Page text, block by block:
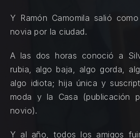
Y Ramón Camomila salió
novia por la ciudad.
A las dos horas conoció a
rubia, algo baja, algo gorda,
algo idiota; hija única y
moda y la Casa (publicación
novio).
Y al año, todos los amigos